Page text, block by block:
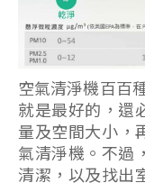
空氣清淨機百百
就是最好的，還
量及空間大小，
氣清淨機。不過
清潔，以及找出